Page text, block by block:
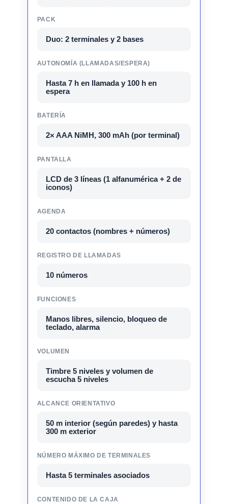
PACK
Duo: 2 terminales y 2 bases
AUTONOMÍA (LLAMADAS/ESPERA)
Hasta 7 h en llamada y 100 h en
espera
BATERÍA
2× AAA NiMH, 300 mAh (por terminal)
PANTALLA
LCD de 3 líneas (1 alfanumérica + 2 de
iconos)
AGENDA
20 contactos (nombres + números)
REGISTRO DE LLAMADAS
10 números
FUNCIONES
Manos libres, silencio, bloqueo de
teclado, alarma
VOLUMEN
Timbre 5 niveles y volumen de
escucha 5 niveles
ALCANCE ORIENTATIVO
50 m interior (según paredes) y hasta
300 m exterior
NÚMERO MÁXIMO DE TERMINALES
Hasta 5 terminales asociados
CONTENIDO DE LA CAJA